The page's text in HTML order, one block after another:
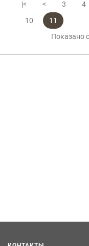
|< < 3 4
10
11
Показано